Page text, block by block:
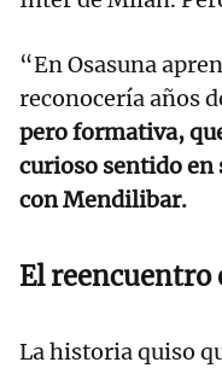
“En Osasuna
reconocería años
pero formativa,
curioso sentido
con Mendilibar.
El reencuentro
La historia quiso